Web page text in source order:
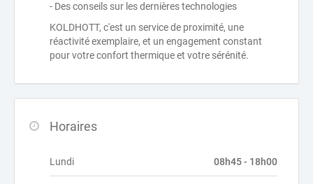
- Des conseils sur les dernières technologies
KOLDHOTT, c'est un service de proximité, une
réactivité exemplaire, et un engagement constant
pour votre confort thermique et votre sérénité.
Horaires
Lundi 08h45 - 18h00